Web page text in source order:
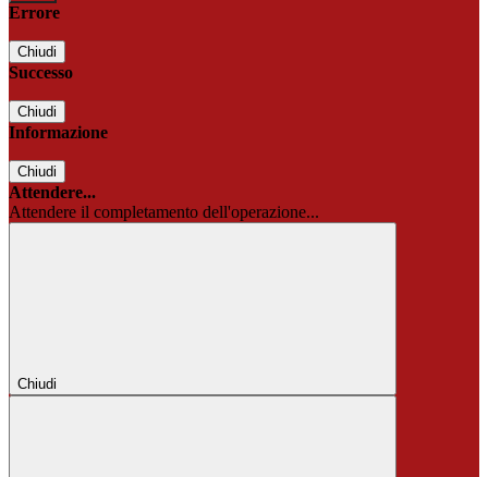
Errore
Chiudi
Successo
Chiudi
Informazione
Chiudi
Attendere...
Attendere il completamento dell'operazione...
Chiudi